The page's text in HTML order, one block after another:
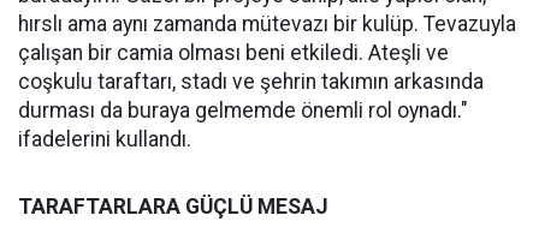
hırslı ama aynı zamanda mütevazı bir kulüp. Tevazuyla
çalışan bir camia olması beni etkiledi. Ateşli ve
coşkulu taraftarı, stadı ve şehrin takımın arkasında
durması da buraya gelmemde önemli rol oynadı."
ifadelerini kullandı.
TARAFTARLARA GÜÇLÜ MESAJ